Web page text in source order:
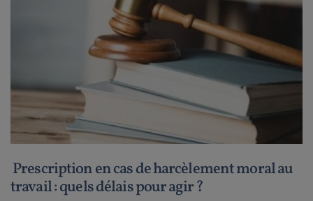
Prescription en cas de harcèlement moral au
travail : quels délais pour agir ?